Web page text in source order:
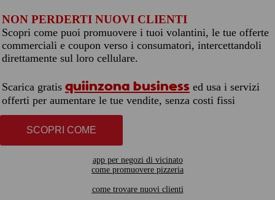
NON PERDERTI NUOVI CLIENTI
Scopri come puoi promuovere i tuoi volantini, le tue offerte
commerciali e coupon verso i consumatori, intercettandoli
direttamente sul loro cellulare.
Scarica gratis quiinzona business ed usa i servizi
offerti per aumentare le tue vendite, senza costi fissi
SCOPRI COME
app per negozi di vicinato
come promuovere pizzeria
come trovare nuovi clienti